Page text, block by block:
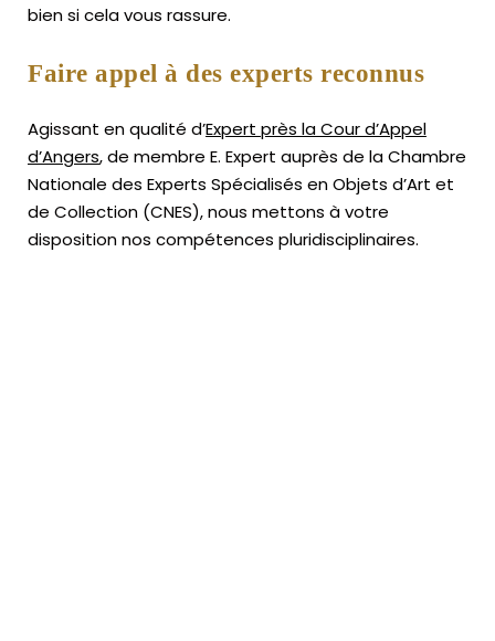
bien si cela vous rassure.
Faire appel à des experts reconnus
Agissant en qualité d’Expert près la Cour d’Appel
d’Angers, de membre E. Expert auprès de laChambre
Nationale des Experts Spécialisés en Objets d’Art et
de Collection (CNES),nous mettons à votre
disposition nos compétences pluridisciplinaires.